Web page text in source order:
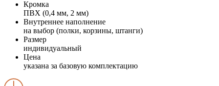
Кромка
ПВХ (0,4 мм, 2 мм)
Внутреннее наполнение
на выбор (полки, корзины, штанги)
Размер
индивидуальный
Цена
указана за базовую комплектацию